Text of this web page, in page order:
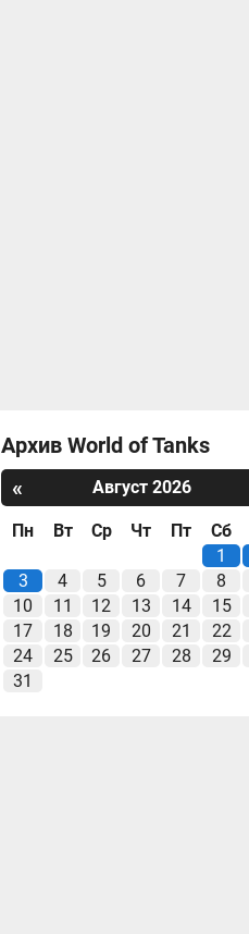
Архив World of Tanks
«
Август 2026
Пн Вт Ср Чт Пт
Сб
1
3
4 5 6 7
8
10
11 12 13 14
15
17
18 19 20 21
22
24
25 26 27 28
29
31